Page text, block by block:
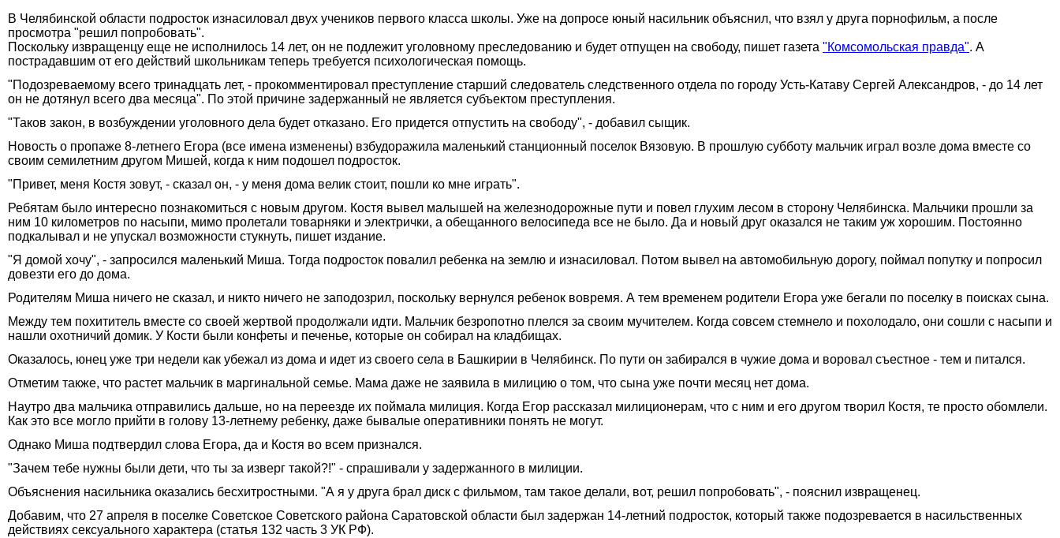
В Челябинской области подросток изнасиловал двух учеников первого класса школы. Уже на допросе юный насильник объяснил, что взял у друга порнофильм, а после
просмотра "решил попробовать".
Поскольку извращенцу еще не исполнилось 14 лет, он не подлежит уголовному преследованию и будет отпущен на свободу, пишет газета "Комсомольская правда". А
пострадавшим от его действий школьникам теперь требуется психологическая помощь.
"Подозреваемому всего тринадцать лет, - прокомментировал преступление старший следователь следственного отдела по городу Усть-Катаву Сергей Александров, - до 14 лет
он не дотянул всего два месяца". По этой причине задержанный не является субъектом преступления.
"Таков закон, в возбуждении уголовного дела будет отказано. Его придется отпустить на свободу", - добавил сыщик.
Новость о пропаже 8-летнего Егора (все имена изменены) взбудоражила маленький станционный поселок Вязовую. В прошлую субботу мальчик играл возле дома вместе со
своим семилетним другом Мишей, когда к ним подошел подросток.
"Привет, меня Костя зовут, - сказал он, - у меня дома велик стоит, пошли ко мне играть".
Ребятам было интересно познакомиться с новым другом. Костя вывел малышей на железнодорожные пути и повел глухим лесом в сторону Челябинска. Мальчики прошли за
ним 10 километров по насыпи, мимо пролетали товарняки и электрички, а обещанного велосипеда все не было. Да и новый друг оказался не таким уж хорошим. Постоянно
подкалывал и не упускал возможности стукнуть, пишет издание.
"Я домой хочу", - запросился маленький Миша. Тогда подросток повалил ребенка на землю и изнасиловал. Потом вывел на автомобильную дорогу, поймал попутку и попросил
довезти его до дома.
Родителям Миша ничего не сказал, и никто ничего не заподозрил, поскольку вернулся ребенок вовремя. А тем временем родители Егора уже бегали по поселку в поисках сына.
Между тем похититель вместе со своей жертвой продолжали идти. Мальчик безропотно плелся за своим мучителем. Когда совсем стемнело и похолодало, они сошли с насыпи и
нашли охотничий домик. У Кости были конфеты и печенье, которые он собирал на кладбищах.
Оказалось, юнец уже три недели как убежал из дома и идет из своего села в Башкирии в Челябинск. По пути он забирался в чужие дома и воровал съестное - тем и питался.
Отметим также, что растет мальчик в маргинальной семье. Мама даже не заявила в милицию о том, что сына уже почти месяц нет дома.
Наутро два мальчика отправились дальше, но на переезде их поймала милиция. Когда Егор рассказал милиционерам, что с ним и его другом творил Костя, те просто обомлели.
Как это все могло прийти в голову 13-летнему ребенку, даже бывалые оперативники понять не могут.
Однако Миша подтвердил слова Егора, да и Костя во всем признался.
"Зачем тебе нужны были дети, что ты за изверг такой?!" - спрашивали у задержанного в милиции.
Объяснения насильника оказались бесхитростными. "А я у друга брал диск с фильмом, там такое делали, вот, решил попробовать", - пояснил извращенец.
Добавим, что 27 апреля в поселке Советское Советского района Саратовской области был задержан 14-летний подросток, который также подозревается в насильственных
действиях сексуального характера (статья 132 часть 3 УК РФ).